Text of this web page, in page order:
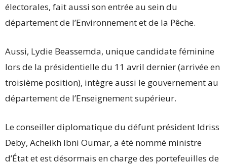
électorales, fait aussi son entrée au sein du
département de l’Environnement et de la Pêche.
Aussi, Lydie Beassemda, unique candidate féminine
lors de la présidentielle du 11 avril dernier (arrivée en
troisième position), intègre aussi le gouvernement au
département de l’Enseignement supérieur.
Le conseiller diplomatique du défunt président Idriss
Deby, Acheikh Ibni Oumar, a été nommé ministre
d’État et est désormais en charge des portefeuilles de